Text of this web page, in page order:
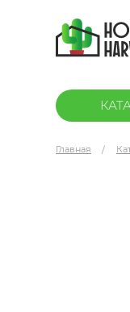
Главная